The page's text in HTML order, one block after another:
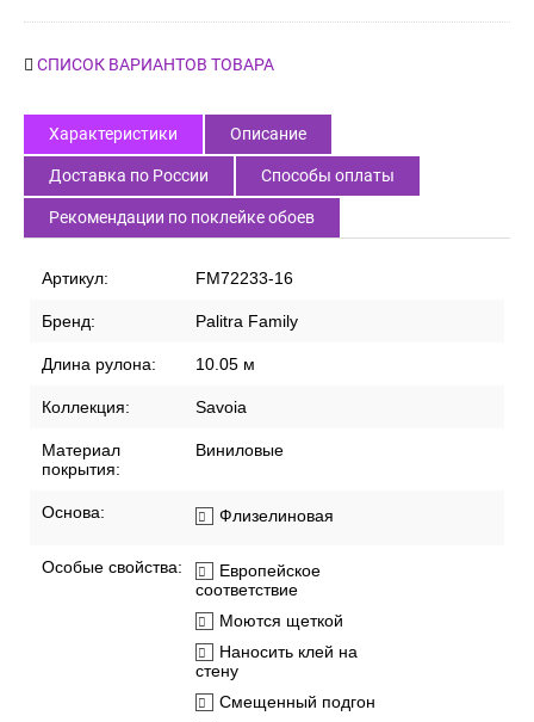
СПИСОК ВАРИАНТОВ ТОВАРА
Характеристики Описание
Доставка по России Способы оплаты
Рекомендации по поклейке обоев
Артикул: FM72233-16
Бренд: Palitra Family
Длина рулона: 10.05 м
Коллекция: Savoia
Материал
покрытия:
Виниловые
Основа: Флизелиновая
Особые свойства:
Европейское
соответствие
Моются щеткой
Наносить клей на
стену
Смещенный подгон